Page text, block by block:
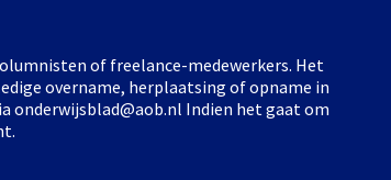
of freelance-medewerkers. Het
overname, herplaatsing of opname in
onderwijsblad@aob.nl Indien het gaat om